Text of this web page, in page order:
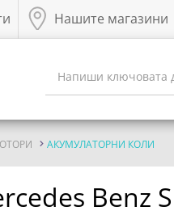
Нашите магазини
АКУМУЛАТОРНИ КОЛИ
Benz